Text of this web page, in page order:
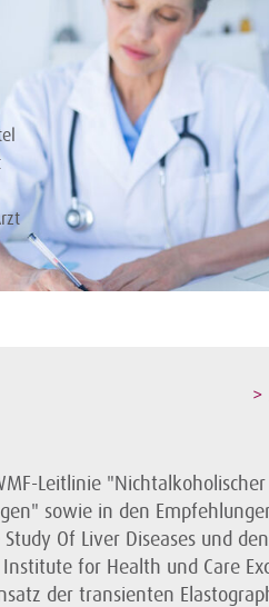
>
Leitlinie "Nichtalkoholischer
sowie in den
Of Liver Diseases und
for Health und Care
der transienten